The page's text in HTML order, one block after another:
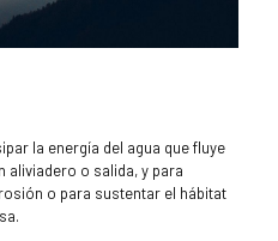
la energía del agua que fluye
aliviadero o salida, y para
o para sustentar el hábitat